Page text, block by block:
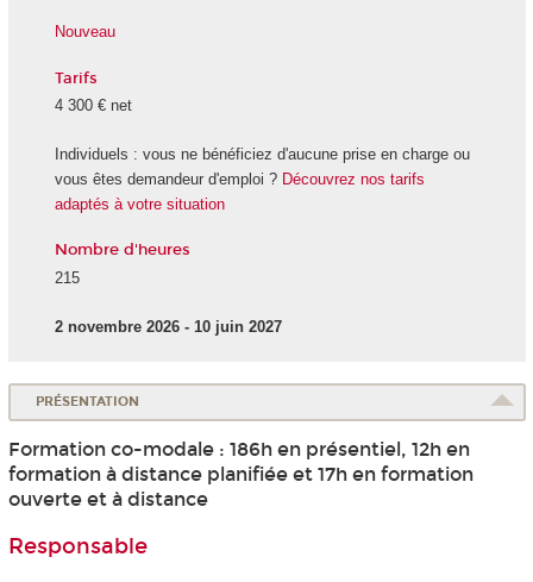
Nouveau
Tarifs
4 300 € net
Individuels : vous ne bénéficiez d'aucune prise en charge ou
vous êtes demandeur d'emploi ? Découvrez nos tarifs
adaptés à votre situation
Nombre d'heures
215
2 novembre 2026 - 10 juin 2027
PRÉSENTATION
Formation co-modale : 186h en présentiel, 12h en
formation à distance planifiée et 17h en formation
ouverte et à distance
Responsable